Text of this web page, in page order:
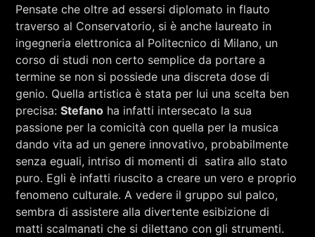
Pensate che oltre ad essersi diplomato in flauto
traverso al Conservatorio, si è anche laureato in
ingegneria elettronica al Politecnico di Milano, un
corso di studi non certo semplice da portare a
termine se non si possiede una discreta dose di
genio. Quella artistica è stata per lui una scelta ben
precisa:Stefano ha infatti intersecato la sua
passione per la comicità con quella per la musica
dando vita ad un genere innovativo, probabilmente
senza eguali, intriso di momenti di satira allo stato
puro. Egli è infatti riuscito a creare un vero e proprio
fenomeno culturale. A vedere il gruppo sul palco,
sembra di assistere alla divertente esibizione di
matti scalmanati che si dilettano con gli strumenti.